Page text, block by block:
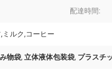
配達時間:
ミルク,コーヒー
物袋, 立体液体包装袋, プラスチ